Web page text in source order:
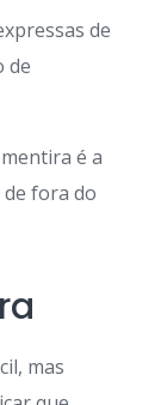
de
de
é a
fora do
mas